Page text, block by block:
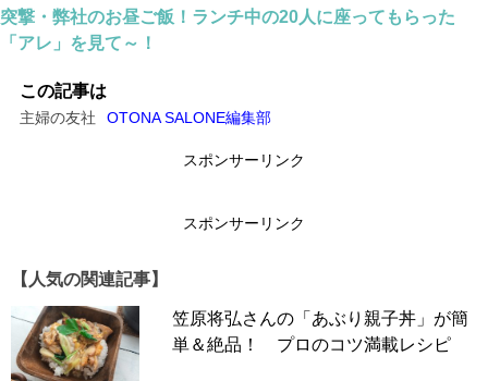
突撃・弊社のお昼ご飯！ランチ中の20人に座ってもらった
「アレ」を見て～！
この記事は
主婦の友社 OTONA SALONE編集部
スポンサーリンク
スポンサーリンク
【人気の関連記事】
笠原将弘さんの「あぶり親子丼」が簡
単＆絶品！ プロのコツ満載レシピ